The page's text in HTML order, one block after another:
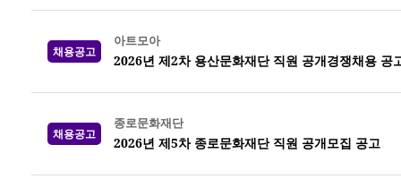
채용공고
아트모아
2026년 제2차 용산문화재단 직원 공개경쟁채용 공
채용공고
종로문화재단
2026년 제5차 종로문화재단 직원 공개모집 공고